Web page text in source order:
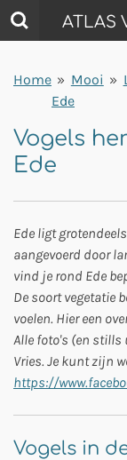
Ga
direct
de
hoofdinhoud
ATLAS
Home » Mooi
Ede
»
Vogels
Ede
Ede ligt
aangevoerd door
vind je rond Ede
De soort vegetatie
voelen. Hier een
Alle foto's (en stills
Vries. Je kunt zijn
https://
Vogels in